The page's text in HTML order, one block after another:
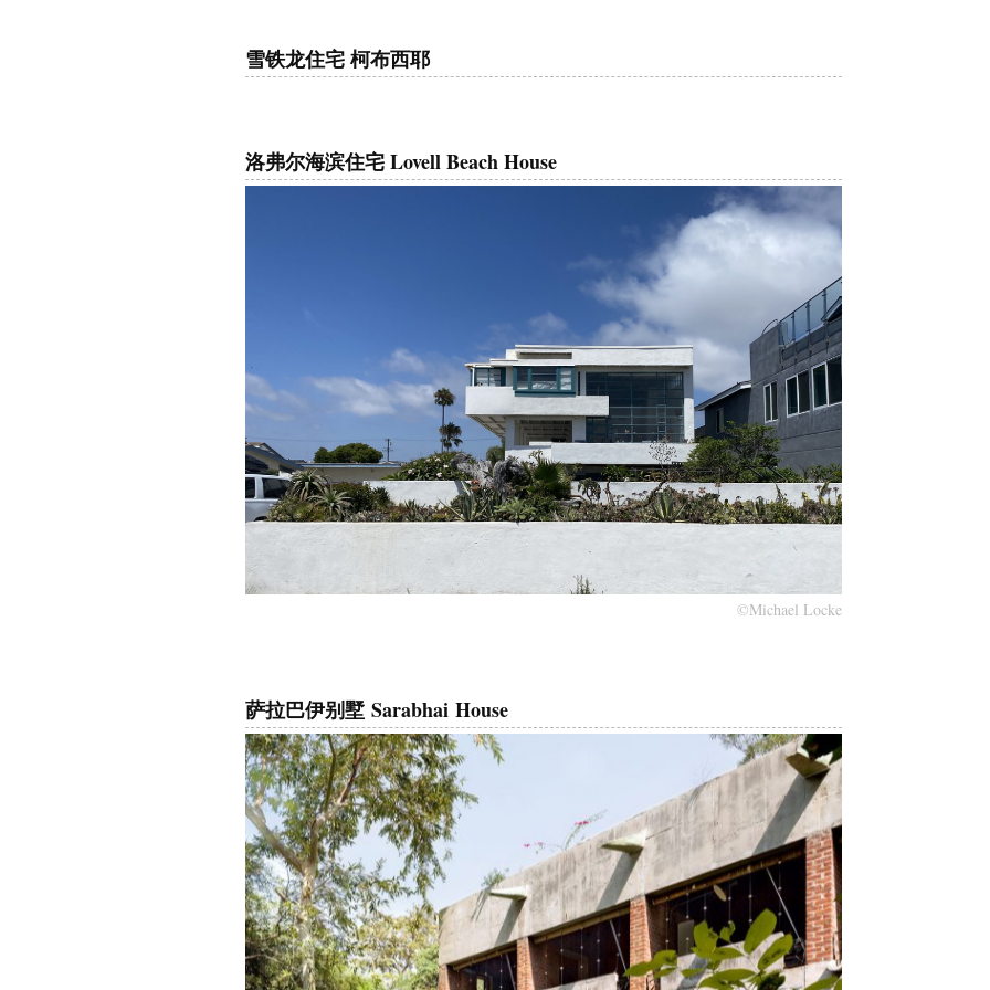
雪铁龙住宅柯布西耶
洛弗尔海滨住宅 Lovell Beach House
©Michael Locke
萨拉巴伊别墅 Sarabhai House